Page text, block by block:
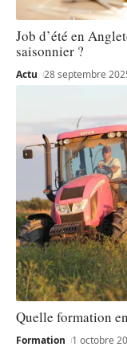
Job d’été en
saisonnier ?
Actu 28 septembre
Quelle formation
Formation 1 octobre